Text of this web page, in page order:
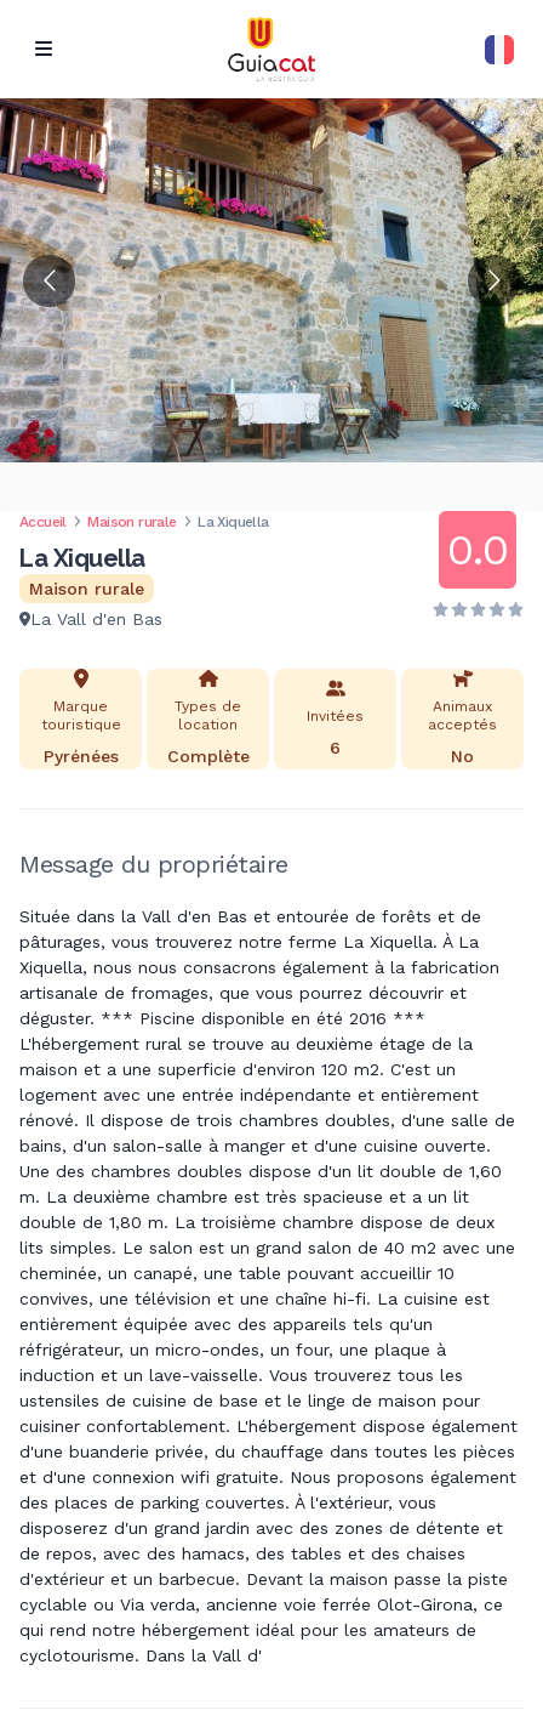
Accueil Maison rurale La Xiquella
La Xiquella
Maison rurale
La Vall d'en Bas
0.0
Marque
touristique
Pyrénées
Types de
location
Complète
Invitées
6
Animaux
acceptés
No
Message du propriétaire
Située dans la Vall d'en Bas et entourée de forêts et de
pâturages, vous trouverez notre ferme La Xiquella. À La
Xiquella, nous nous consacrons également à la fabrication
artisanale de fromages, que vous pourrez découvrir et
déguster. *** Piscine disponible en été 2016 ***
L'hébergement rural se trouve au deuxième étage de la
maison et a une superficie d'environ 120 m2. C'est un
logement avec une entrée indépendante et entièrement
rénové. Il dispose de trois chambres doubles, d'une salle de
bains, d'un salon-salle à manger et d'une cuisine ouverte.
Une des chambres doubles dispose d'un lit double de 1,60
m. La deuxième chambre est très spacieuse et a un lit
double de 1,80 m. La troisième chambre dispose de deux
lits simples. Le salon est un grand salon de 40 m2 avec une
cheminée, un canapé, une table pouvant accueillir 10
convives, une télévision et une chaîne hi-fi. La cuisine est
entièrement équipée avec des appareils tels qu'un
réfrigérateur, un micro-ondes, un four, une plaque à
induction et un lave-vaisselle. Vous trouverez tous les
ustensiles de cuisine de base et le linge de maison pour
cuisiner confortablement. L'hébergement dispose également
d'une buanderie privée, du chauffage dans toutes les pièces
et d'une connexion wifi gratuite. Nous proposons également
des places de parking couvertes. À l'extérieur, vous
disposerez d'un grand jardin avec des zones de détente et
de repos, avec des hamacs, des tables et des chaises
d'extérieur et un barbecue. Devant la maison passe la piste
cyclable ou Via verda, ancienne voie ferrée Olot-Girona, ce
qui rend notre hébergement idéal pour les amateurs de
cyclotourisme. Dans la Vall d'